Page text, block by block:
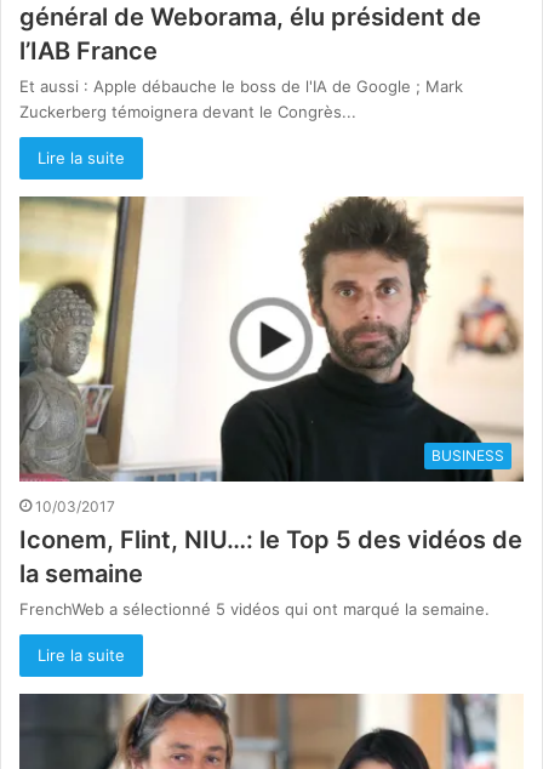
général de Weborama, élu président de
l’IAB France
Et aussi : Apple débauche le boss de l'IA de Google ; Mark
Zuckerberg témoignera devant le Congrès...
Lire la suite
BUSINESS
10/03/2017
Iconem, Flint, NIU…: le Top 5 des vidéos de
la semaine
FrenchWeb a sélectionné 5 vidéos qui ont marqué la semaine.
Lire la suite